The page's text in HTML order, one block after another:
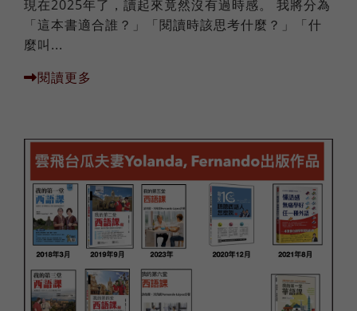
現在2025年了，讀起來竟然沒有過時感。 我將分為
「這本書適合誰？」「閱讀時該思考什麼？」「什
麼叫...
閱讀更多